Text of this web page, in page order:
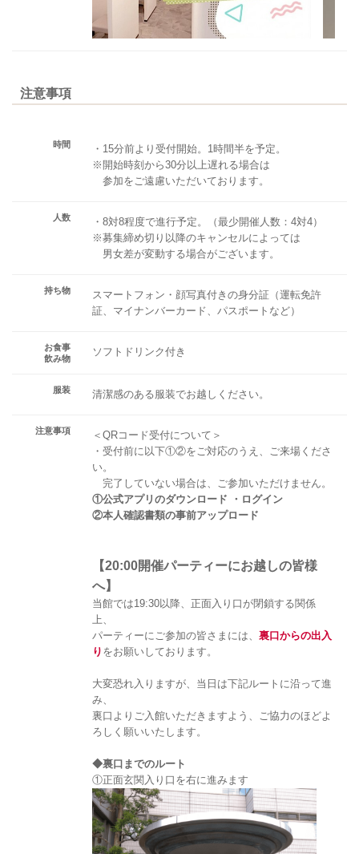
注意事項
時間
・15分前より受付開始。1時間半を予定。
※開始時刻から30分以上遅れる場合は
参加をご遠慮いただいております。
人数
・8対8程度で進行予定。（最少開催人数：4対4）
※募集締め切り以降のキャンセルによっては
男女差が変動する場合がございます。
持ち物
スマートフォン・顔写真付きの身分証（運転免許
証、マイナンバーカード、パスポートなど）
お食事
飲み物
ソフトドリンク付き
服装 清潔感のある服装でお越しください。
注意事項
＜QRコード受付について＞
・受付前に以下①②をご対応のうえ、ご来場くださ
い。
完了していない場合は、ご参加いただけません。
①公式アプリのダウンロード ・ログイン
②本人確認書類の事前アップロード
【20:00開催パーティーにお越しの皆様
へ】
当館では19:30以降、正面入り口が閉鎖する関係
上、
パーティーにご参加の皆さまには、 裏口からの出入
り をお願いしております。
大変恐れ入りますが、当日は下記ルートに沿って進
み、
裏口よりご入館いただきますよう、ご協力のほどよ
ろしく願いいたします。
◆裏口までのルート
①正面玄関入り口を右に進みます